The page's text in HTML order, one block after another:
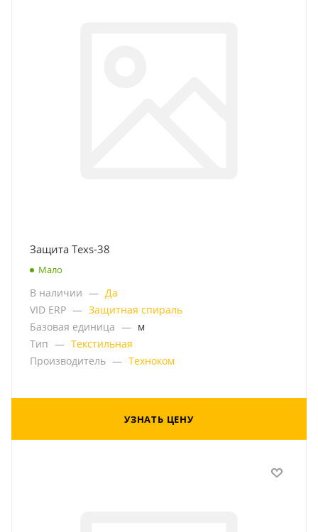
Защита Texs-38
Мало
В наличии — Да
VID ERP — Защитная спираль
Базовая единица — м
Тип — Текстильная
Производитель — Техноком
УЗНАТЬ ЦЕНУ